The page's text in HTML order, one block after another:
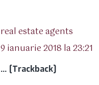
real estate agents
9 ianuarie 2018 la 23:21
… [Trackback]